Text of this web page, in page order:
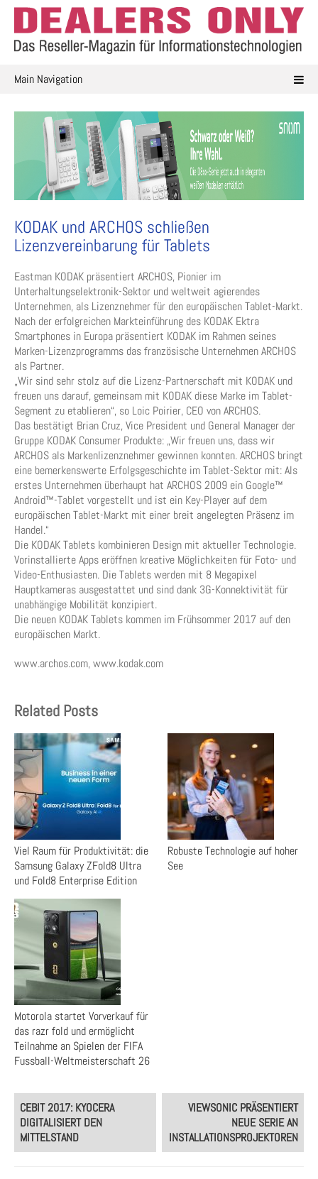
Skip
content
Main Navigation
KODAK und ARCHOS schließen
Lizenzvereinbarung für Tablets
Eastman KODAK präsentiert ARCHOS, Pionier im
Unterhaltungselektronik-Sektor und weltweit agierendes
Unternehmen, als Lizenznehmer für den europäischen Tablet-Markt.
Nach der erfolgreichen Markteinführung des KODAK Ektra
Smartphones in Europa präsentiert KODAK im Rahmen seines
Marken-Lizenzprogramms das französische Unternehmen ARCHOS
als Partner.
„Wir sind sehr stolz auf die Lizenz-Partnerschaft mit KODAK und
freuen uns darauf, gemeinsam mit KODAK diese Marke im Tablet-
Segment zu etablieren“, so Loic Poirier, CEO von ARCHOS.
Das bestätigt Brian Cruz, Vice President und General Manager der
Gruppe KODAK Consumer Produkte: „Wir freuen uns, dass wir
ARCHOS als Markenlizenznehmer gewinnen konnten. ARCHOS bringt
eine bemerkenswerte Erfolgsgeschichte im Tablet-Sektor mit: Als
erstes Unternehmen überhaupt hat ARCHOS 2009 ein Google™
Android™-Tablet vorgestellt und ist ein Key-Player auf dem
europäischen Tablet-Markt mit einer breit angelegten Präsenz im
Handel.“
Die KODAK Tablets kombinieren Design mit aktueller Technologie.
Vorinstallierte Apps eröffnen kreative Möglichkeiten für Foto- und
Video-Enthusiasten. Die Tablets werden mit 8 Megapixel
Hauptkameras ausgestattet und sind dank 3G-Konnektivität für
unabhängige Mobilität konzipiert.
Die neuen KODAK Tablets kommen im Frühsommer 2017 auf den
europäischen Markt.
www.archos.com, www.kodak.com
Related Posts
Viel Raum für Produktivität: die
Samsung Galaxy ZFold8 Ultra
und Fold8 Enterprise Edition
Robuste Technologie auf hoher
See
Motorola startet Vorverkauf für
das razr fold und ermöglicht
Teilnahme an Spielen der FIFA
Fussball-Weltmeisterschaft 26
Post
navigation
CEBIT 2017: KYOCERA
DIGITALISIERT DEN
MITTELSTAND
VIEWSONIC PRÄSENTIERT
NEUE SERIE AN
INSTALLATIONSPROJEKTOREN